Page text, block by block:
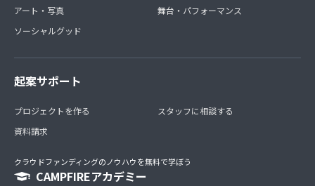
アート・写真
ソーシャルグッド
舞台・パフォーマンス
起案サポート
プロジェクトを作る
資料請求
スタッフに相談する
クラウドファンディングのノウハウを無料で学ぼう
CAMPFIREアカデミー